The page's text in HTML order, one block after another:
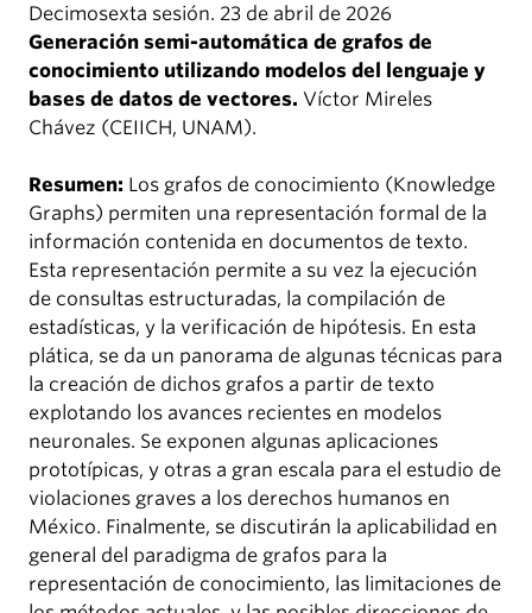
Decimosexta sesión. 23 de abril de 2026
Generación semi-automática de grafos de
conocimiento utilizando modelos del lenguaje y
bases de datos de vectores. Víctor Mireles
Chávez (CEIICH, UNAM).
Resumen: Los grafos de conocimiento (Knowledge
Graphs) permiten una representación formal de la
información contenida en documentos de texto.
Esta representación permite a su vez la ejecución
de consultas estructuradas, la compilación de
estadísticas, y la verificación de hipótesis. En esta
plática, se da un panorama de algunas técnicas para
la creación de dichos grafos a partir de texto
explotando los avances recientes en modelos
neuronales. Se exponen algunas aplicaciones
prototípicas, y otras a gran escala para el estudio de
violaciones graves a los derechos humanos en
México. Finalmente, se discutirán la aplicabilidad en
general del paradigma de grafos para la
representación de conocimiento, las limitaciones de